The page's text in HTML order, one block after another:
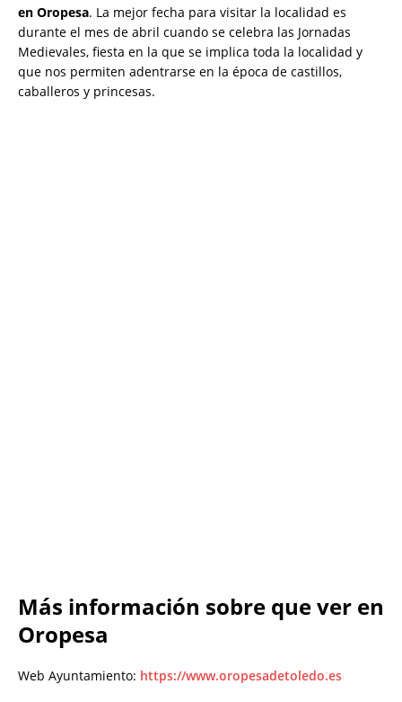
en Oropesa. La mejor fecha para visitar la localidad es
durante el mes de abril cuando se celebra las Jornadas
Medievales, fiesta en la que se implica toda la localidad y
que nos permiten adentrarse en la época de castillos,
caballeros y princesas.
Más información sobre que ver en
Oropesa
Web Ayuntamiento: https://www.oropesadetoledo.es